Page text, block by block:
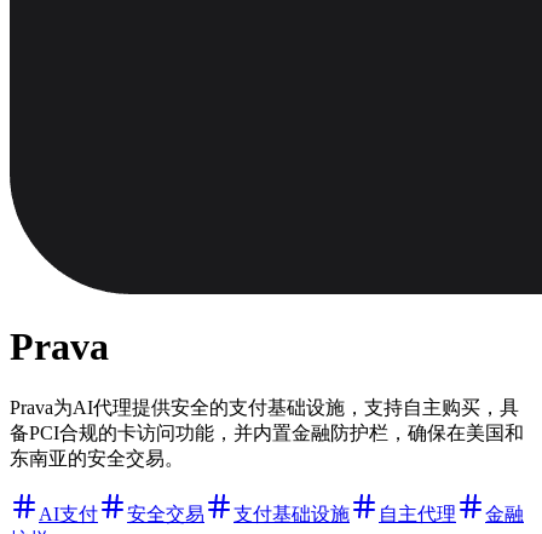
Prava
Prava为AI代理提供安全的支付基础设施，支持自主购买，具
备PCI合规的卡访问功能，并内置金融防护栏，确保在美国和
东南亚的安全交易。
AI支付 安全交易 支付基础设施 自主代理
金融